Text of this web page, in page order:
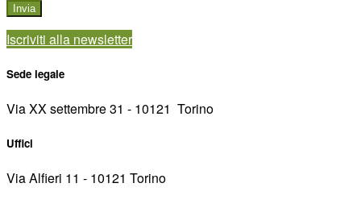
Iscriviti alla newsletter
Sede legale
Via XX settembre 31 - 10121 ­ Torino
Uffici
Via Alfieri 11 - 10121 Torino